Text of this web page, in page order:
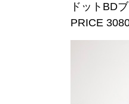
ドットBD
PRICE